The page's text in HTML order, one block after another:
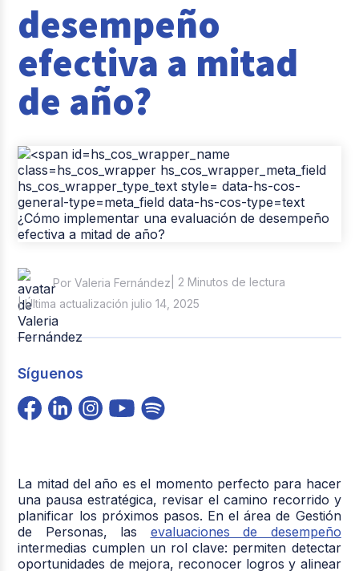
Casos de éxito
Tendencias y Data
Columna del Experto
Reclutamiento y Selección
desempeño
efectiva a mitad
de año?
Por Valeria Fernández | 2 Minutos de lectura
| Última actualización julio 14, 2025
Síguenos
La mitad del año es el momento perfecto para hacer
una pausa estratégica, revisar el camino recorrido y
planificar los próximos pasos. En el área de Gestión
de Personas, las evaluaciones de desempeño
intermedias cumplen un rol clave: permiten detectar
oportunidades de mejora, reconocer logros y alinear